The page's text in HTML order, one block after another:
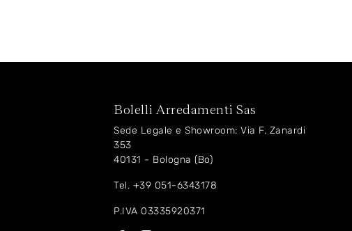
Bolelli Arredamenti Sas
Sede Legale e Showroom: Via F. Zanardi
353
40131 - Bologna (Bo)
Tel. +39 051-6343178
P.IVA 03335920371